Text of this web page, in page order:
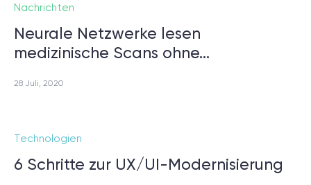
Nachrichten
Neurale Netzwerke lesen
medizinische Scans ohne…
28 Juli, 2020
Technologien
6 Schritte zur UX/UI-Modernisierung